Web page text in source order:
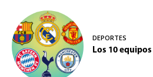
DEPORTES
Los 10